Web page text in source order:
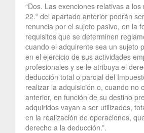
“Dos. Las exenciones relativas a los
22.º del apartado anterior podrán
renuncia por el sujeto pasivo, en la
requisitos que se determinen
cuando el adquirente sea un sujeto
en el ejercicio de sus actividades
profesionales y se le atribuya el
deducción total o parcial del
realizar la adquisición o, cuando no
anterior, en función de su destino
adquiridos vayan a ser utilizados,
en la realización de operaciones,
derecho a la deducción.”.